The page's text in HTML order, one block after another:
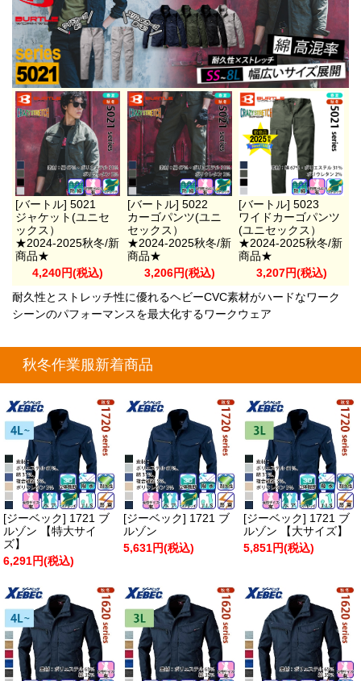
[バートル] 5021
ジャケット(ユニセ
ックス）
★2024-2025秋冬/新
商品★
4,240円(税込)
[バートル] 5022
カーゴパンツ(ユニ
セックス）
★2024-2025秋冬/新
商品★
3,206円(税込)
[バートル] 5023
ワイドカーゴパンツ
(ユニセックス）
★2024-2025秋冬/新
商品★
3,207円(税込)
耐久性とストレッチ性に優れるヘビーCVC素材がハードなワーク
シーンのパフォーマンスを最大化するワークウェア
秋冬作業服新着商品
[ジーベック] 1721 ブ
ルゾン 【特大サイ
ズ】
6,291円(税込)
[ジーベック] 1721 ブ
ルゾン
5,631円(税込)
[ジーベック] 1721 ブ
ルゾン 【大サイズ】
5,851円(税込)